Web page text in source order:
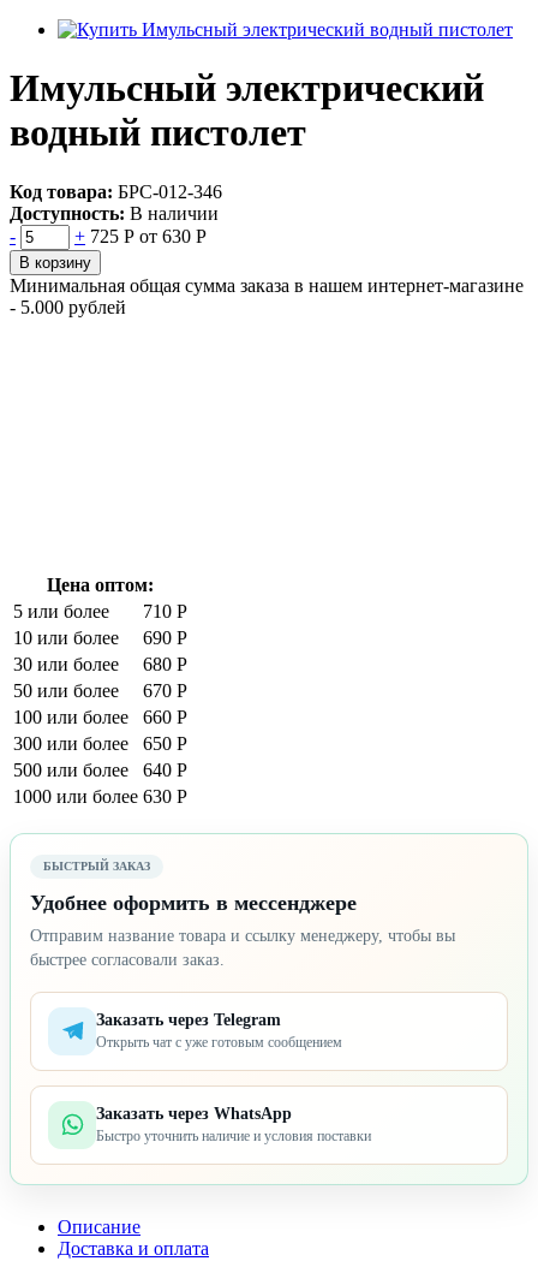
Имульсный электрический
водный пистолет
Код товара: БРС-012-346
Доступность: В наличии
-
+ 725 Р от 630 Р
В корзину
Минимальная общая сумма заказа в нашем интернет-магазине
- 5.000 рублей
Цена оптом:
5 или более
710 Р
10 или более
690 Р
30 или более
680 Р
50 или более
670 Р
100 или более
660 Р
300 или более
650 Р
500 или более
640 Р
1000 или более 630 Р
БЫСТРЫЙ ЗАКАЗ
Удобнее оформить в мессенджере
Отправим название товара и ссылку менеджеру, чтобы вы
быстрее согласовали заказ.
Заказать через Telegram
Открыть чат с уже готовым сообщением
Заказать через WhatsApp
Быстро уточнить наличие и условия поставки
Описание
Доставка и оплата